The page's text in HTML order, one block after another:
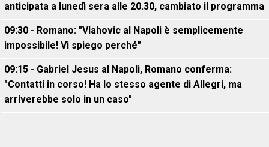
anticipata a lunedì sera alle 20.30, cambiato il programma
09:30 - Romano: "Vlahovic al Napoli è semplicemente
impossibile! Vi spiego perché"
09:15 - Gabriel Jesus al Napoli, Romano conferma:
"Contatti in corso! Ha lo stesso agente di Allegri, ma
arriverebbe solo in un caso"